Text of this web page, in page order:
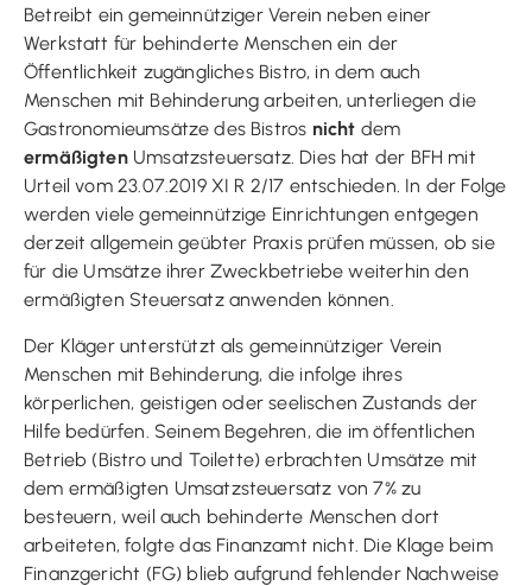
Betreibt ein gemeinnütziger Verein neben einer
Werkstatt für behinderte Menschen ein der
Öffentlichkeit zugängliches Bistro, in dem auch
Menschen mit Behinderung arbeiten, unterliegen die
Gastronomieumsätze des Bistros nicht dem
ermäßigtenUmsatzsteuersatz. Dies hat der BFH mit
Urteil vom 23.07.2019 XI R 2/17 entschieden. In der Folge
werden viele gemeinnützige Einrichtungen entgegen
derzeit allgemein geübter Praxis prüfen müssen, ob sie
für die Umsätze ihrer Zweckbetriebe weiterhin den
ermäßigten Steuersatz anwenden können.
Der Kläger unterstützt als gemeinnütziger Verein
Menschen mit Behinderung, die infolge ihres
körperlichen, geistigen oder seelischen Zustands der
Hilfe bedürfen. Seinem Begehren, die im öffentlichen
Betrieb (Bistro und Toilette) erbrachten Umsätze mit
dem ermäßigten Umsatzsteuersatz von 7% zu
besteuern, weil auch behinderte Menschen dort
arbeiteten, folgte das Finanzamt nicht. Die Klage beim
Finanzgericht (FG) blieb aufgrund fehlender Nachweise